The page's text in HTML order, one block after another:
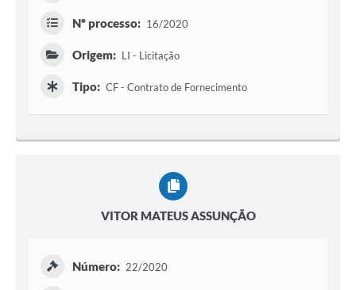
Nº processo: 16/2020
Origem: LI - Licitação
Tipo: CF - Contrato de Fornecimento
VITOR MATEUS ASSUNÇÃO
Número: 22/2020